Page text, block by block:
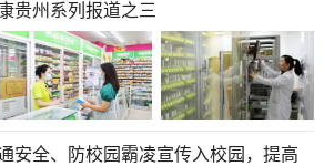
贵州系列报道之三
安全、防校园霸凌宣传入校园，提高